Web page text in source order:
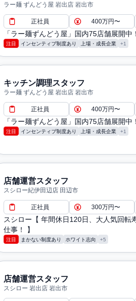
ラー麺 ずんどう屋 岩出店 岩出市
正社員 400万円〜
「ラー麺ずんどう屋」国内75店舗展開中！
注目 インセンティブ制度あり 上場・成長企業 +1
キッチン調理スタッフ
ラー麺 ずんどう屋 岩出店 岩出市
正社員 400万円〜
「ラー麺ずんどう屋」国内75店舗展開中！
注目 インセンティブ制度あり 上場・成長企業 +1
店舗運営スタッフ
スシロー紀伊田辺店 田辺市
正社員 300万円〜
スシロー【 年間休日120日、大人気回転
仕事！ 】
注目 まかない制度あり ホワイト志向 +5
店舗運営スタッフ
スシロー 岩出店 岩出市